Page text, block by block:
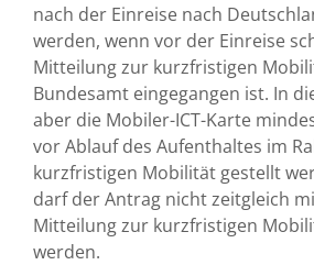
nach der Einreise nach
werden, wenn vor der Einreise
Mitteilung zur kurzfristigen
Bundesamt eingegangen ist. In
aber die Mobiler-ICT-Karte
vor Ablauf des Aufenthaltes im
kurzfristigen Mobilität gestellt
darf der Antrag nicht zeitgleich
Mitteilung zur kurzfristigen
werden.